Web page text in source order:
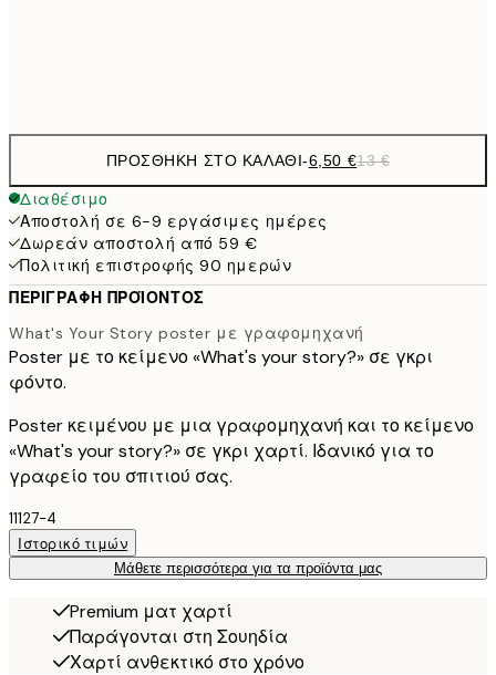
ΠΡΟΣΘΉΚΗ ΣΤΟ ΚΑΛΆΘΙ-6,50 €13 €
Διαθέσιμο
Αποστολή σε 6-9 εργάσιμες ημέρες
Δωρεάν αποστολή από 59 €
Πολιτική επιστροφής 90 ημερών
ΠΕΡΙΓΡΑΦΉ ΠΡΟΪΌΝΤΟΣ
What's Your Story poster με γραφομηχανή
Poster με το κείμενο «What's your story?» σε γκρι
φόντο.
Poster κειμένου με μια γραφομηχανή και το κείμενο
«What's your story?» σε γκρι χαρτί. Ιδανικό για το
γραφείο του σπιτιού σας.
11127-4
Ιστορικό τιμών
Μάθετε περισσότερα για τα προϊόντα μας
Premium ματ χαρτί
Παράγονται στη Σουηδία
Χαρτί ανθεκτικό στο χρόνο